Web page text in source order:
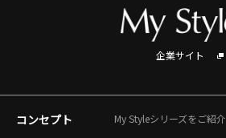
企業サイト
コンセプト My Styleシリーズをご紹介